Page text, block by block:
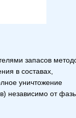
запасов
в составах,
уничтожение
независимо от